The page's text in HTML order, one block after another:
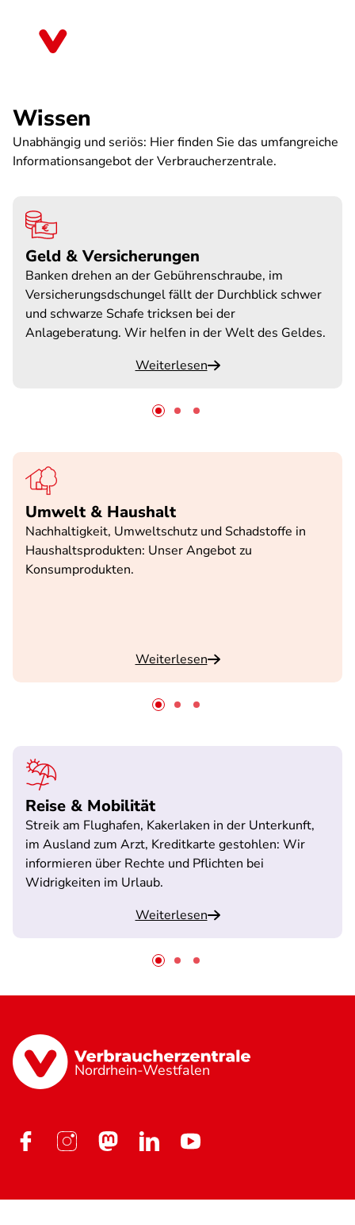
Wissen
Unabhängig und seriös: Hier finden Sie das umfangreiche
Informationsangebot der Verbraucherzentrale.
Geld & Versicherungen
Banken drehen an der Gebührenschraube, im
Versicherungsdschungel fällt der Durchblick schwer
und schwarze Schafe tricksen bei der
Anlageberatung. Wir helfen in der Welt des Geldes.
Weiterlesen
Umwelt & Haushalt
Nachhaltigkeit, Umweltschutz und Schadstoffe in
Haushaltsprodukten: Unser Angebot zu
Konsumprodukten.
Weiterlesen
Reise & Mobilität
Streik am Flughafen, Kakerlaken in der Unterkunft,
im Ausland zum Arzt, Kreditkarte gestohlen: Wir
informieren über Rechte und Pflichten bei
Widrigkeiten im Urlaub.
Weiterlesen
Nordrhein-Westfalen